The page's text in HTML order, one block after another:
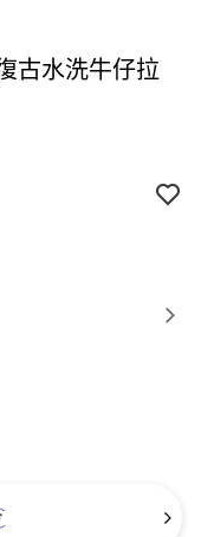
古水洗牛仔拉